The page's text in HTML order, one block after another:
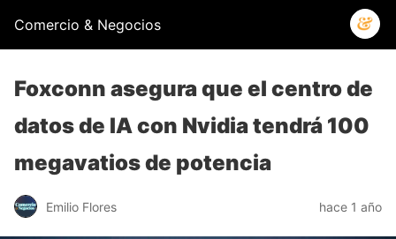
Comercio & Negocios
Foxconn asegura que el centro de
datos de IA con Nvidia tendrá 100
megavatios de potencia
Emilio Flores hace 1 año